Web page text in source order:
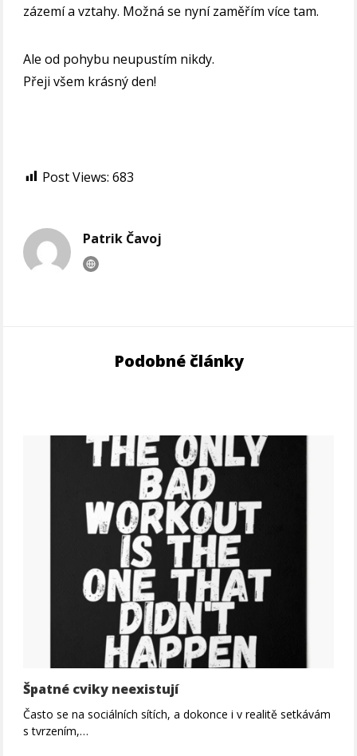
zázemí a vztahy. Možná se nyní zaměřím více tam.
Ale od pohybu neupustím nikdy.
Přeji všem krásný den!
Post Views: 683
Patrik Čavoj
Podobné články
Špatné cviky neexistují
Často se na sociálních sítích, a dokonce i v realitě setkávám
s tvrzením,…